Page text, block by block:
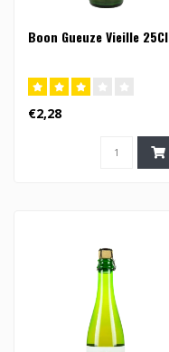
Boon Gueuze Vieille 25Cl
€2,28